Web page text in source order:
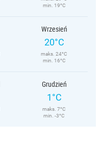
min. 19°C
Wrzesień
20°C
maks. 24°C
min. 16°C
Grudzień
1°C
maks. 7°C
min. -3°C